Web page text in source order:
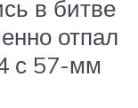
в битве
отпал
с 57-мм